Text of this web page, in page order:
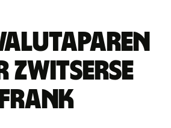
frank